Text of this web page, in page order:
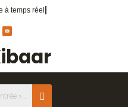
à temps réel.